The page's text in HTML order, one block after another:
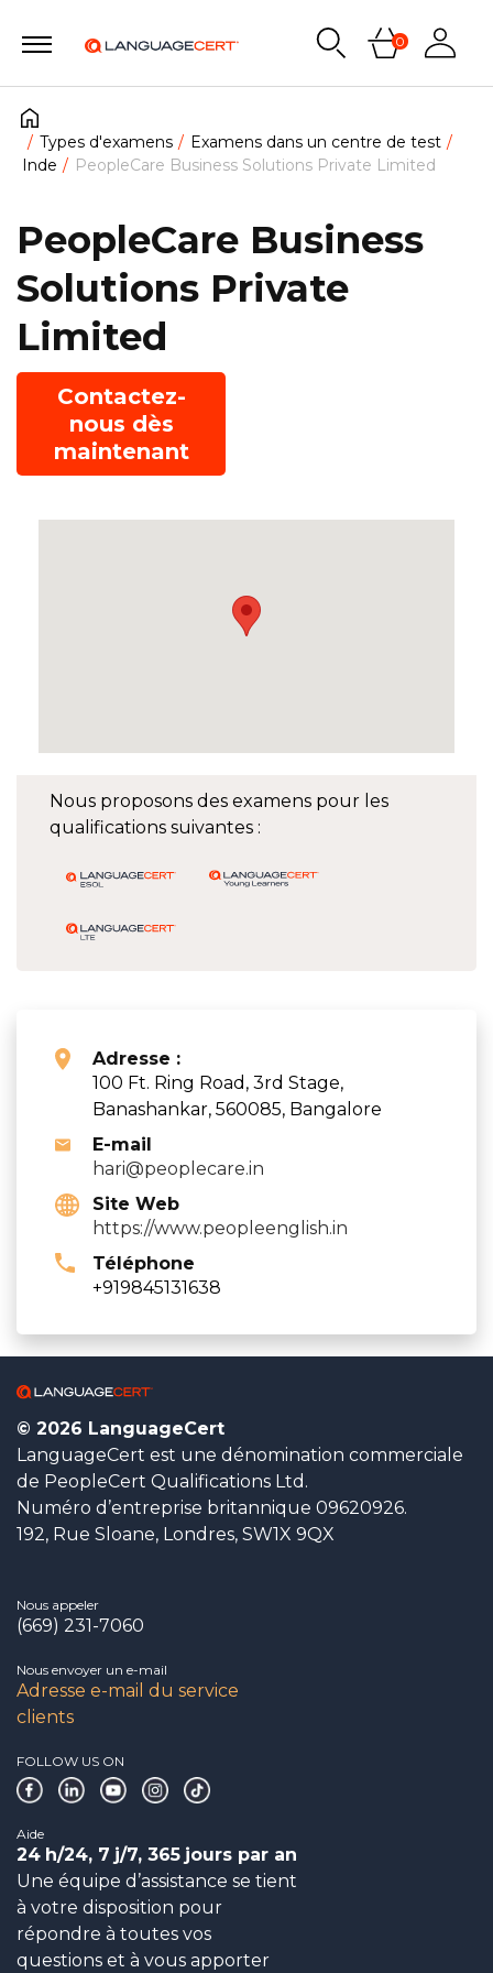
0
Types d'examens
Examens dans un centre de test
Inde
PeopleCare Business Solutions Private Limited
Nous proposons des examens pour les
qualifications suivantes :
Adresse :
100 Ft. Ring Road, 3rd Stage,
Banashankar, 560085, Bangalore
E-mail
hari@peoplecare.in
Site Web
https://www.peopleenglish.in
Téléphone
+919845131638
PeopleCare Business
Solutions Private
Limited
Contactez-
nous dès
maintenant
© 2026 LanguageCert
LanguageCert est une dénomination commerciale
de PeopleCert Qualifications Ltd.
Numéro d’entreprise britannique 09620926.
192, Rue Sloane, Londres, SW1X 9QX
Nous appeler
(669) 231-7060
Nous envoyer un e-mail
Adresse e-mail du service
clients
FOLLOW US ON
Aide
24 h/24, 7 j/7, 365 jours par an
Une équipe d’assistance se tient
à votre disposition pour
répondre à toutes vos
questions et à vous apporter